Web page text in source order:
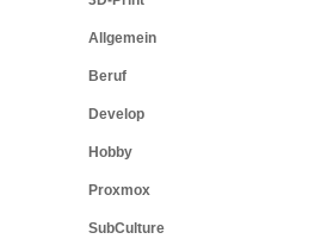
Allgemein
Beruf
Develop
Hobby
Proxmox
SubCulture